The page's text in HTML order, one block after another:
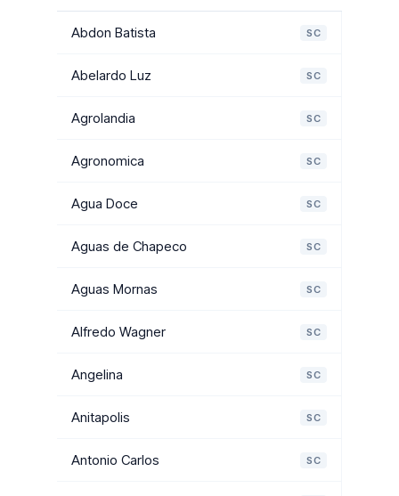
Abdon Batista SC
Abelardo Luz SC
Agrolandia SC
Agronomica SC
Agua Doce SC
Aguas de Chapeco SC
Aguas Mornas SC
Alfredo Wagner SC
Angelina SC
Anitapolis SC
Antonio Carlos SC